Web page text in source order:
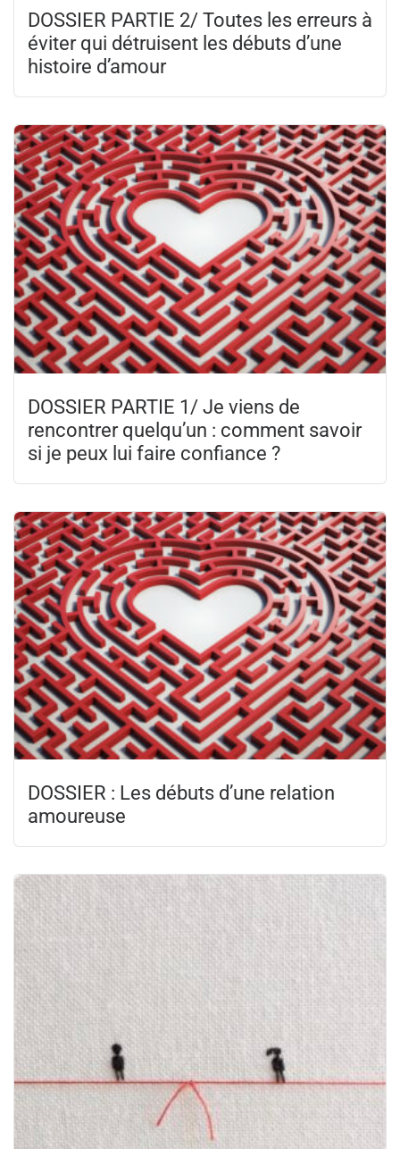
DOSSIER PARTIE 2/ Toutes les erreurs à
éviter qui détruisent les débuts d’une
histoire d’amour
DOSSIER PARTIE 1/ Je viens de
rencontrer quelqu’un : comment savoir
si je peux lui faire confiance ?
DOSSIER : Les débuts d’une relation
amoureuse